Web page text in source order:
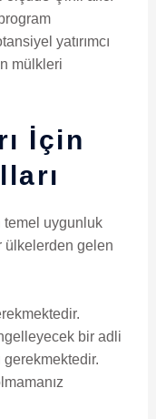
yatırımcı
mülkleri
İçin
temel uygunluk
ülkelerden gelen
bir adli
gerekmektedir.